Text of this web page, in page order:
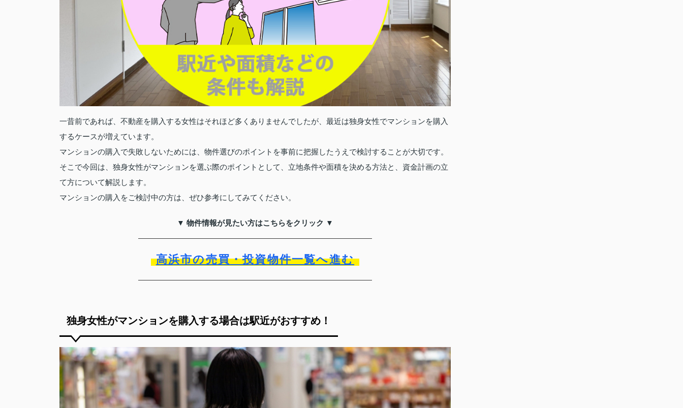
一昔前であれば、不動産を購入する女性はそれほど多くありませんでしたが、最近は独身女性でマンションを購入
するケースが増えています。
マンションの購入で失敗しないためには、物件選びのポイントを事前に把握したうえで検討することが大切です。
そこで今回は、独身女性がマンションを選ぶ際のポイントとして、立地条件や面積を決める方法と、資金計画の立
て方について解説します。
マンションの購入をご検討中の方は、ぜひ参考にしてみてください。
▼ 物件情報が見たい方はこちらをクリック ▼
高浜市の売買・投資物件一覧へ進む
独身女性がマンションを購入する場合は駅近がおすすめ！